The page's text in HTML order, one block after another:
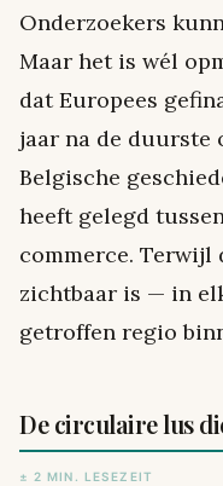
Onderzoekers
Maar het is wél
dat Europees
jaar na de duurste
Belgische
heeft gelegd
commerce. Terwijl
zichtbaar is — in
getroffen regio
De circulaire lus
± 2 MIN. LESEZEIT